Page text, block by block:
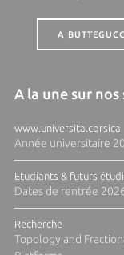
A
A la une sur nos
www.universita.corsica
Année universitaire
Etudiants & futurs
Dates de rentrée
Recherche
Topology and